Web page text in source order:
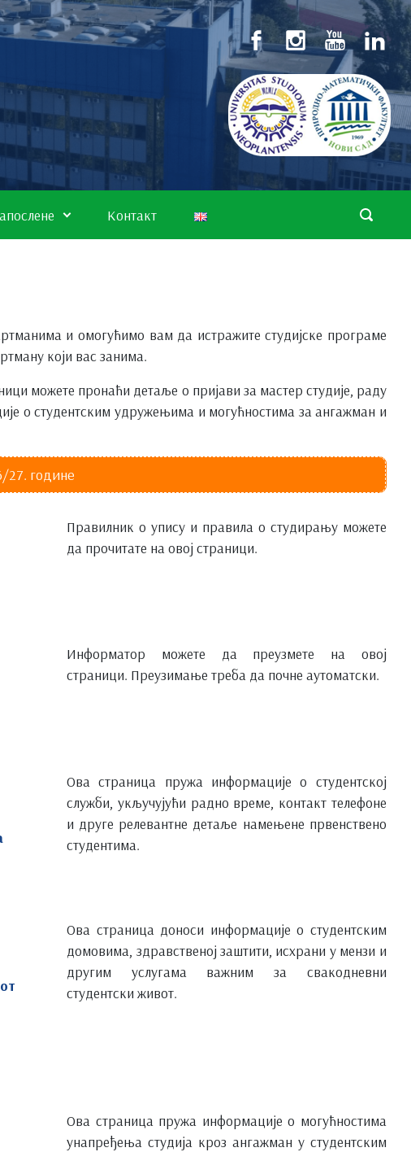
Контакт
и омогућимо вам да истражите студијске програме
који вас занима.
можете пронаћи детаље о пријави за мастер студије, раду
о студентским удружењима и могућностима за ангажман и
27. године
Правилник о упису и правила о студирању можете
да прочитате на овој страници.
Информатор можете да преузмете на овој
страници. Преузимање треба да почне аутоматски.
Ова страница пружа информације о студентској
служби, укључујући радно време, контакт телефоне
и друге релевантне детаље намењене првенствено
студентима.
Ова страница доноси информације о студентским
домовима, здравственој заштити, исхрани у мензи и
другим услугама важним за свакодневни
студентски живот.
Ова страница пружа информације о могућностима
унапређења студија кроз ангажман у студентским